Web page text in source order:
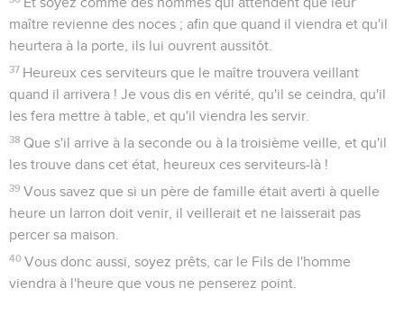
maître revienne des noces ; afin que quand il viendra et qu'il
heurtera à la porte, ils lui ouvrent aussitôt.
37 Heureux ces serviteurs que le maître trouvera veillant
quand il arrivera ! Je vous dis en vérité, qu'il se ceindra, qu'il
les fera mettre à table, et qu'il viendra les servir.
38 Que s'il arrive à la seconde ou à la troisième veille, et qu'il
les trouve dans cet état, heureux ces serviteurs-là !
39 Vous savez que si un père de famille était averti à quelle
heure un larron doit venir, il veillerait et ne laisserait pas
percer sa maison.
40 Vous donc aussi, soyez prêts, car le Fils de l'homme
viendra à l'heure que vous ne penserez point.